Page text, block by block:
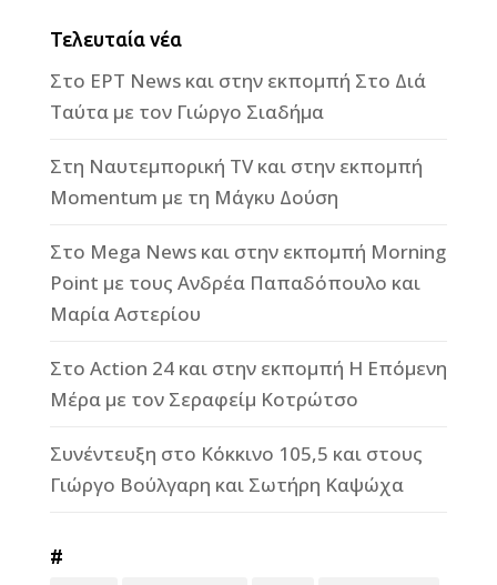
Τελευταία νέα
Στο ΕΡΤ News και στην εκπομπή Στο Διά
Ταύτα με τον Γιώργο Σιαδήμα
Στη Ναυτεμπορική TV και στην εκπομπή
Momentum με τη Μάγκυ Δούση
Στο Mega News και στην εκπομπή Morning
Point με τους Ανδρέα Παπαδόπουλο και
Μαρία Αστερίου
Στο Action 24 και στην εκπομπή Η Επόμενη
Μέρα με τον Σεραφείμ Κοτρώτσο
Συνέντευξη στο Κόκκινο 105,5 και στους
Γιώργο Βούλγαρη και Σωτήρη Καψώχα
#